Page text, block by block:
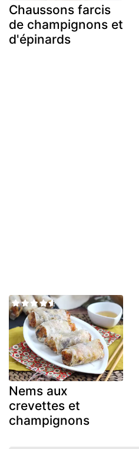
Chaussons farcis
de champignons et
d'épinards
Nems aux
crevettes et
champignons